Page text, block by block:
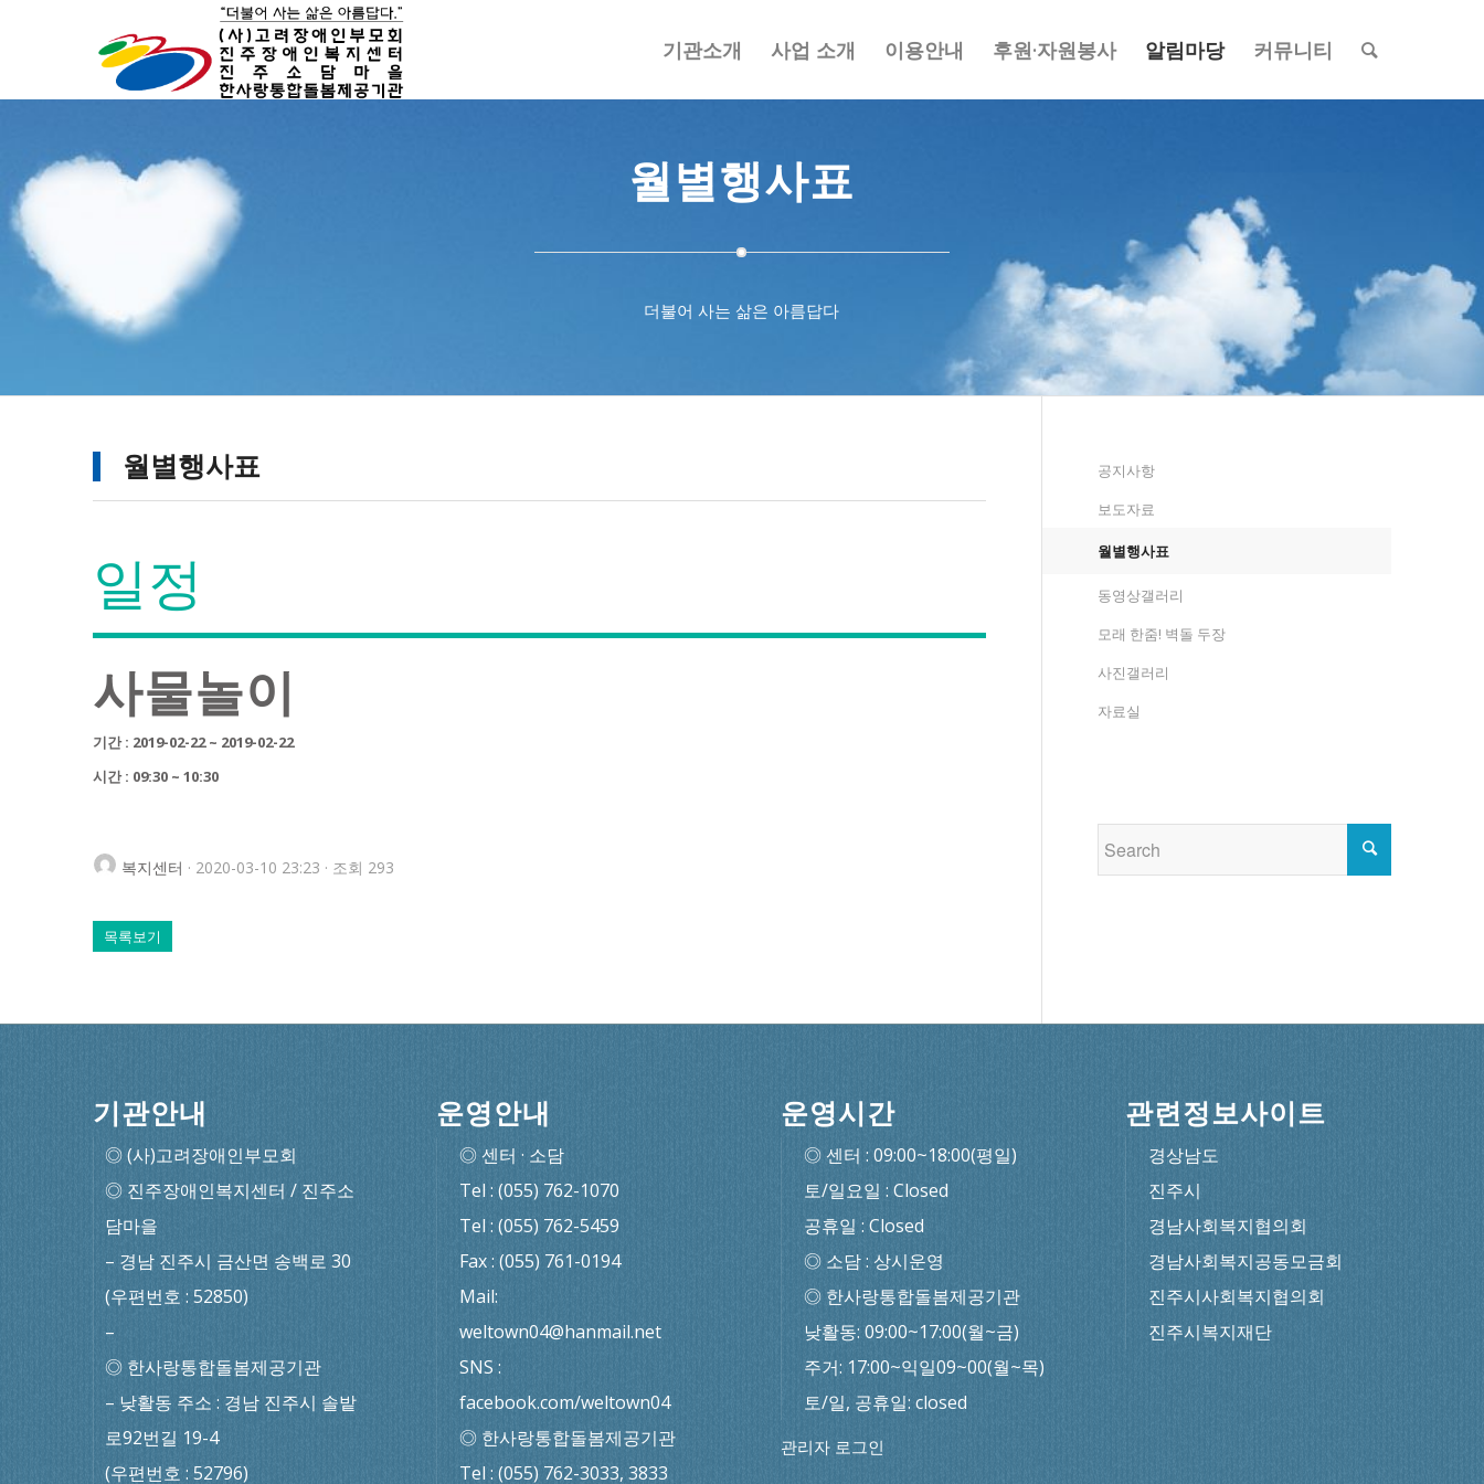
기관소개 사업 소개 이용안내 후원·자원봉사 알림마당 커뮤니티
월별행사표
더불어 사는 삶은 아름답다
월별행사표
일정
사물놀이
기간 : 2019-02-22 ~ 2019-02-22
시간 : 09:30 ~ 10:30
복지센터 · 2020-03-10 23:23 · 조회 293
목록보기
공지사항
보도자료
월별행사표
동영상갤러리
모래 한줌! 벽돌 두장
사진갤러리
자료실
기관안내
◎ (사)고려장애인부모회
◎ 진주장애인복지센터 / 진주소
담마을
– 경남 진주시 금산면 송백로 30
(우편번호 : 52850)
–
◎ 한사랑통합돌봄제공기관
– 낮활동 주소 : 경남 진주시 솔밭
로92번길 19-4
(우편번호 : 52796)
운영안내
◎ 센터 · 소담
Tel : (055) 762-1070
Tel : (055) 762-5459
Fax : (055) 761-0194
Mail:
weltown04@hanmail.net
SNS :
facebook.com/weltown04
◎ 한사랑통합돌봄제공기관
Tel : (055) 762-3033, 3833
운영시간
◎ 센터 : 09:00~18:00(평일)
토/일요일 : Closed
공휴일 : Closed
◎ 소담 : 상시운영
◎ 한사랑통합돌봄제공기관
낮활동: 09:00~17:00(월~금)
주거: 17:00~익일09~00(월~목)
토/일, 공휴일: closed
관리자 로그인
관련정보사이트
경상남도
진주시
경남사회복지협의회
경남사회복지공동모금회
진주시사회복지협의회
진주시복지재단